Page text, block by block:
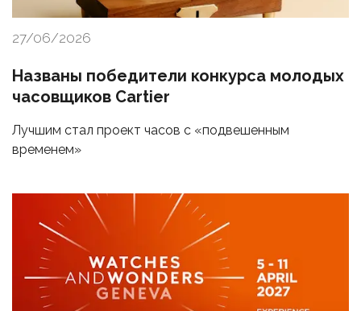
27/06/2026
Названы победители конкурса молодых
часовщиков Cartier
Лучшим стал проект часов с «подвешенным
временем»